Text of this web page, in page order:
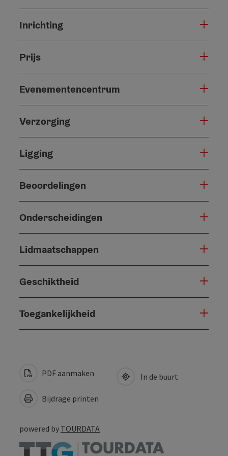
Inrichting
Prijs
Evenementencentrum
Verzorging
Ligging
Beoordelingen
Onderscheidingen
Lidmaatschappen
Geschiktheid
Toegankelijkheid
PDF aanmaken
Bijdrage printen
In de buurt
powered by TOURDATA